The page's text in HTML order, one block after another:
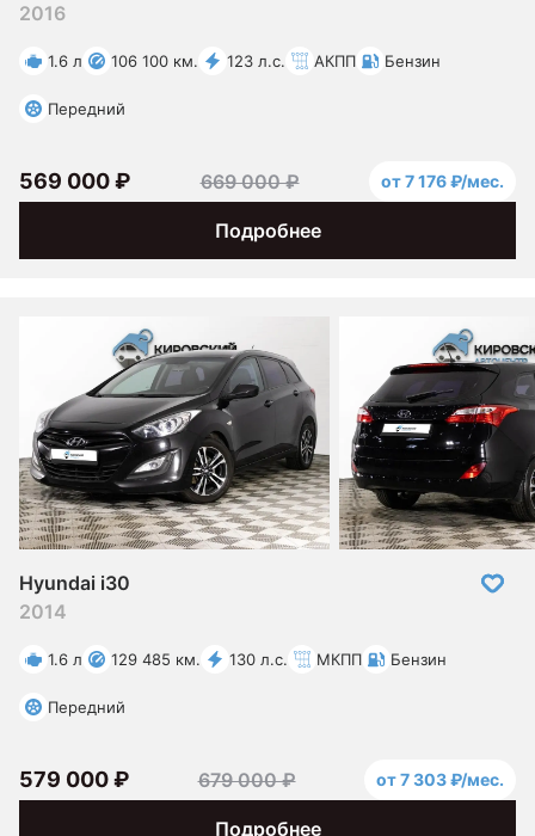
2016
1.6 л 106 100 км. 123 л.с. АКПП Бензин
Передний
Подробнее
569 000 ₽ 669 000 ₽ от 7 176 ₽/мес.
Hyundai i30
2014
1.6 л 129 485 км. 130 л.с. МКПП Бензин
Передний
Подробнее
579 000 ₽ 679 000 ₽ от 7 303 ₽/мес.